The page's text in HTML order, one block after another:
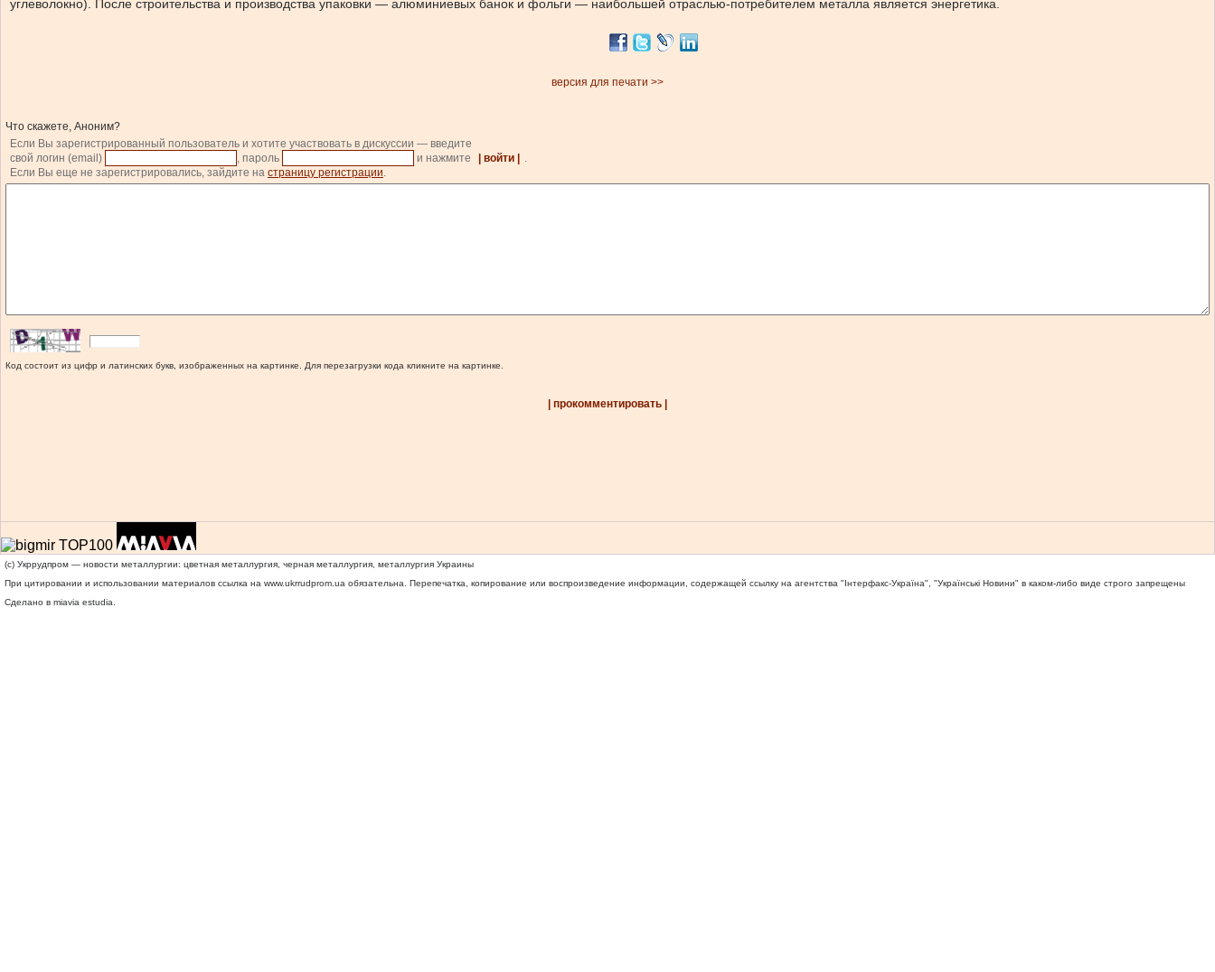
углеволокно). После строительства и производства упаковки — алюминиевых банок и фольги — наибольшей отраслью-потребителем металла является энергетика.
версия для печати >>
Что скажете, Аноним?
Если Вы зарегистрированный пользователь и хотите участвовать в дискуссии — введите
свой логин (email)
, пароль и нажмите | войти |
.
Если Вы еще не зарегистрировались, зайдите на страницу регистрации.
Код состоит из цифр и латинских букв, изображенных на картинке. Для перезагрузки кода кликните на картинке.
| прокомментировать |
(c) Укррудпром — новости металлургии: цветная металлургия, черная металлургия, металлургия Украины
При цитировании и использовании материалов ссылка на www.ukrrudprom.ua обязательна. Перепечатка, копирование или воспроизведение информации, содержащей ссылку на агентства "Iнтерфакс-Україна", "Українськi Новини" в каком-либо виде строго запрещены
Сделано в miavia estudia.